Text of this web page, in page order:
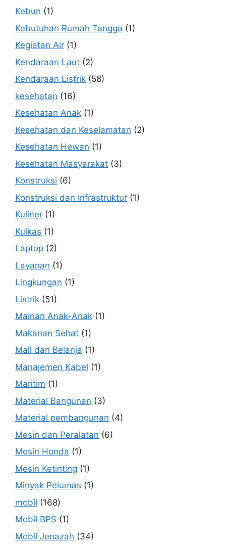
Kebun (1)
Kebutuhan Rumah Tangga (1)
Kegiatan Air (1)
Kendaraan Laut (2)
Kendaraan Listrik (58)
kesehatan (16)
Kesehatan Anak (1)
Kesehatan dan Keselamatan (2)
Kesehatan Hewan (1)
Kesehatan Masyarakat (3)
Konstruksi (6)
Konstruksi dan Infrastruktur (1)
Kuliner (1)
Kulkas (1)
Laptop (2)
Layanan (1)
Lingkungan (1)
Listrik (51)
Mainan Anak-Anak (1)
Makanan Sehat (1)
Mall dan Belanja (1)
Manajemen Kabel (1)
Maritim (1)
Material Bangunan (3)
Material pembangunan (4)
Mesin dan Peralatan (6)
Mesin Honda (1)
Mesin Ketinting (1)
Minyak Pelumas (1)
mobil (168)
Mobil BPS (1)
Mobil Jenazah (34)